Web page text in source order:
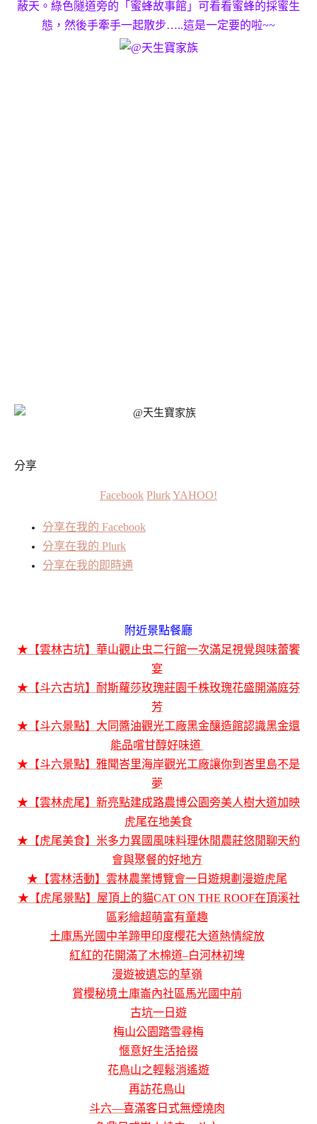
蔽天。綠色隧道旁的「蜜蜂故事館」可看看蜜蜂的採蜜生
態，然後手牽手一起散步…..這是一定要的啦~~
分享
Facebook PlurkYAHOO!
分享在我的 Facebook
分享在我的 Plurk
分享在我的即時通
附近景點餐廳
★【雲林古坑】華山觀止虫二行館一次滿足視覺與味蕾饗
宴
★【斗六古坑】耐斯蘿莎玫瑰莊園千株玫瑰花盛開滿庭芬
芳
★【斗六景點】大同醬油觀光工廠黑金釀造館認識黑金還
能品嚐甘醇好味道
★【斗六景點】雅聞峇里海岸觀光工廠讓你到峇里島不是
夢
★【雲林虎尾】新亮點建成路農博公園旁美人樹大道加映
虎尾在地美食
★【虎尾美食】米多力異國風味料理休閒農莊悠閒聊天約
會與聚餐的好地方
★【雲林活動】雲林農業博覽會一日遊規劃漫遊虎尾
★【虎尾景點】屋頂上的貓CAT ON THE ROOF在頂溪社
區彩繪超萌富有童趣
土庫馬光國中羊蹄甲印度櫻花大道熱情綻放
紅紅的花開滿了木棉道–白河林初埤
漫遊被遺忘的草嶺
賞櫻秘境土庫崙內社區馬光國中前
古坑一日遊
梅山公園踏雪尋梅
愜意好生活拾掇
花鳥山之輕鬆消遙遊
再訪花鳥山
斗六—喜滿客日式無煙燒肉